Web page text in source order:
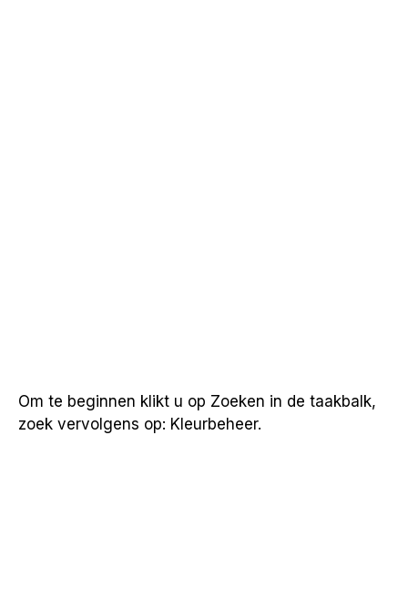
Om te beginnen klikt u op Zoeken in de taakbalk,
zoek vervolgens op: Kleurbeheer.